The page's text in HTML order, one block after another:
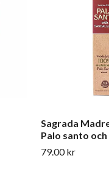
Sagrada
Palo santo
79.00 kr